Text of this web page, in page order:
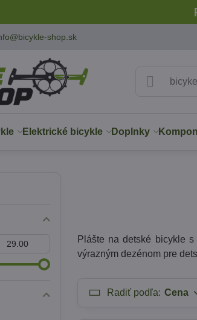
shop.sk
Elektrické bicykle Doplnky
Plášte na detské bicykle
výrazným dezénom pre
Radiť podľa: Cena